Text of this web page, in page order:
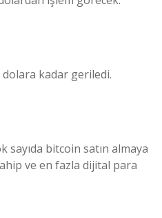
dolara kadar geriledi.
sayıda bitcoin satın almaya
ve en fazla dijital para